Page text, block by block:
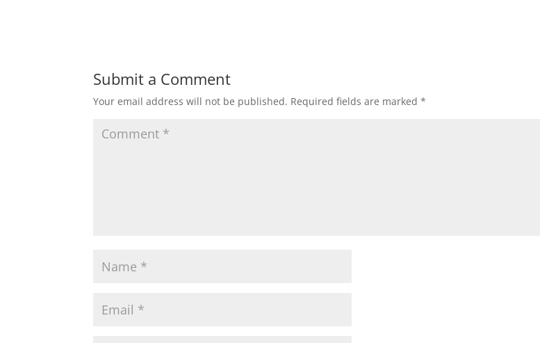
Submit a Comment
Your email address will not be published. Required fields are marked*